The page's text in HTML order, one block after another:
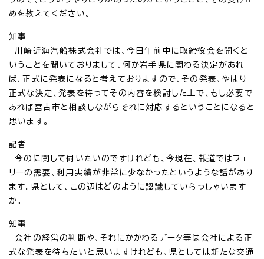
めを教えてください。
知事
川崎近海汽船株式会社では、今日午前中に取締役会を開くと
いうことを聞いておりまして、何か岩手県に関わる決定があれ
ば、正式に発表になると考えておりますので、その発表、やはり
正式な決定、発表を待ってその内容を検討した上で、もし必要で
あれば宮古市と相談しながらそれに対応するということになると
思います。
記者
今のに関して伺いたいのですけれども、今現在、報道ではフェ
リーの需要、利用実績が非常に少なかったというような話があり
ます。県として、この辺はどのように認識していらっしゃいます
か。
知事
会社の経営の判断や、それにかかわるデータ等は会社による正
式な発表を待ちたいと思いますけれども、県としては新たな交通